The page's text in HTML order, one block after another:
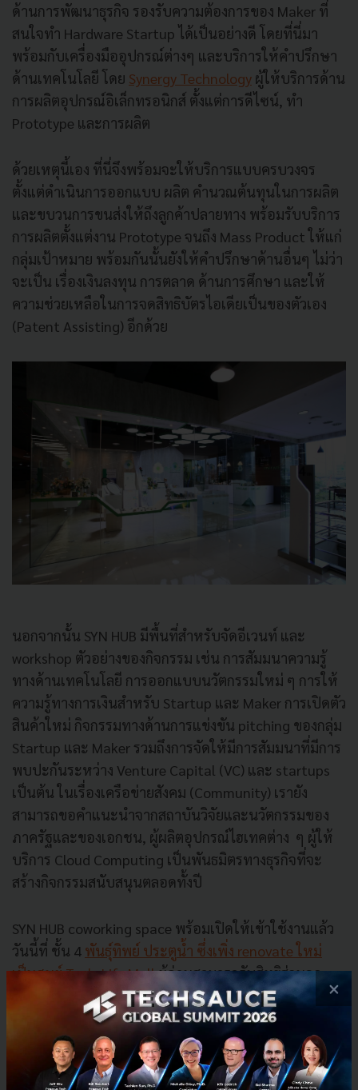
ด้านการพัฒนาธุรกิจ รองรับความต้องการของ Maker ที่
สนใจทำ Hardware Startup ได้เป็นอย่างดี โดยที่นี่มา
พร้อมกับเครื่องมืออุปกรณ์ต่างๆ และบริการให้คำปรึกษา
ด้านเทคโนโลยี โดย Synergy Technology ผู้ให้บริการด้าน
การผลิตอุปกรณ์อิเล็กทรอนิกส์ ตั้งแต่การดีไซน์, ทำ
Prototype และการผลิต
ด้วยเหตุนี้เอง ที่นี่จึงพร้อมจะให้บริการแบบครบวงจร
ตั้งแต่ดำเนินการออกแบบ ผลิต คำนวณต้นทุนในการผลิต
และขบวนการขนส่งให้ถึงลูกค้าปลายทาง พร้อมรับบริการ
การผลิตตั้งแต่งาน Prototype จนถึง Mass Product ให้แก่
กลุ่มเป้าหมาย พร้อมกันนั้นยังให้คำปรึกษาด้านอื่นๆ ไม่ว่า
จะเป็น เรื่องเงินลงทุน การตลาด ด้านการศึกษา และให้
ความช่วยเหลือในการจดสิทธิบัตรไอเดียเป็นของตัวเอง
(Patent Assisting) อีกด้วย
นอกจากนั้น SYN HUB มีพื้นที่สำหรับจัดอีเวนท์ และ
workshop ตัวอย่างของกิจกรรม เช่น การสัมมนาความรู้
ทางด้านเทคโนโลยี การออกแบบนวัตกรรมใหม่ ๆ การให้
ความรู้ทางการเงินสำหรับ Startup และ Maker การเปิดตัว
สินค้าใหม่ กิจกรรมทางด้านการแข่งขัน pitching ของกลุ่ม
Startup และ Maker รวมถึงการจัดให้มีการสัมมนาที่มีการ
พบปะกันระหว่าง Venture Capital (VC) และ startups
เป็นต้นในเรื่องเครือข่ายสังคม (Community) เรายัง
สามารถขอคำแนะนำจากสถาบันวิจัยและนวัตกรรมของ
ภาครัฐและของเอกชน, ผู้ผลิตอุปกรณ์ไฮเทคต่าง ๆ ผู้ให้
บริการ Cloud Computing เป็นพันธมิตรทางธุรกิจที่จะ
สร้างกิจกรรมสนับสนุนตลอดทั้งปี
SYN HUB coworking space พร้อมเปิดให้เข้าใช้งานแล้ว
วันนี้ที่ ชั้น 4 พันธุ์ทิพย์ ประตูน้ำ ซึ่งเพิ่ง renovate ใหม่
เป็นศูนย์ Tech-Life Mallผู้อ่านสามารถรับสิทธิส่วนลด
พิเศษได้ที่เว็บไซต์ www.syn-hub.com พร้อมติดตาม
ข่าวสารได้ที่www.facebook.com/synhub
×